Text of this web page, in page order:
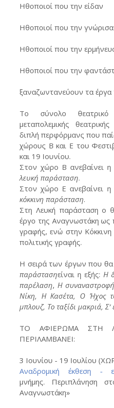
Ηθοποιοί που την είδαν
Ηθοποιοί που την
Ηθοποιοί που την
Ηθοποιοί που την
ξαναζωντανεύουν τα έργα
Το σύνολο
μεταπολεμικής
διπλή περφόρμανς που
χώρους Β και Ε του
και 19 Ιουνίου.
Στον χώρο Β ανεβαίνει η
λευκή παράσταση.
Στον χώρο Ε ανεβαίνει η
κόκκινη παράσταση.
Στη Λευκή παράσταση ο
έργο της Αναγνωστάκη ως
γραφής, ενώ στην
πολιτικής γραφής.
Η σειρά των έργων που
παράστασηείναι η εξής: Η
παρέλαση, Η
Νίκη, Η Κασέτα, Ο Ήχος
μπλουζ, Το ταξίδι μακριά,
ΤΟ ΑΦΙΕΡΩΜΑ ΣΤΗ
ΠΕΡΙΛΑΜΒΑΝΕΙ:
3 Ιουνίου - 19 Ιουλίου
Αναδρομική έκθεση -
μνήμης. Περιπλάνηση
Αναγνωστάκη»